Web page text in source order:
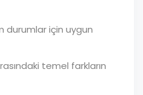
durumlar için uygun
temel farkların